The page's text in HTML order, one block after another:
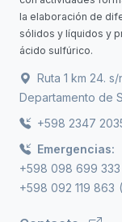
la elaboración de
sólidos y líquidos y
ácido sulfúrico.
Ruta 1 km 24.
Departamento de
+598 2347
Emergencias:
+598 098 699 333
+598 092 119 863